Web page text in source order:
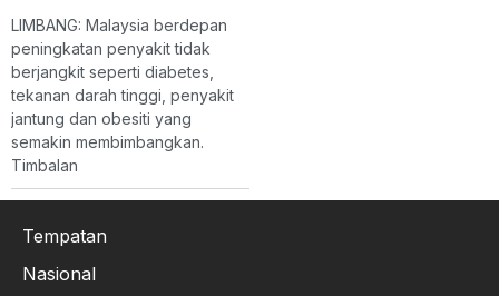
LIMBANG: Malaysia berdepan
peningkatan penyakit tidak
berjangkit seperti diabetes,
tekanan darah tinggi, penyakit
jantung dan obesiti yang
semakin membimbangkan.
Timbalan
Tempatan
Nasional